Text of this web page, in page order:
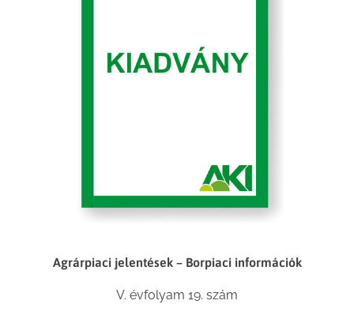
Agrárpiaci jelentések – Borpiaci információk
V. évfolyam 19. szám